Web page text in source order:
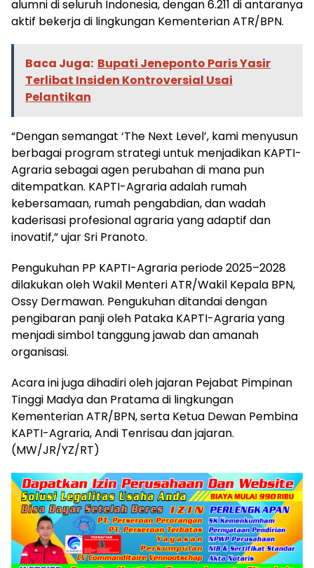
alumni di seluruh Indonesia, dengan 6.211 di antaranya
aktif bekerja di lingkungan Kementerian ATR/BPN.
Baca Juga: Bupati Jeneponto Paris Yasir
Terlibat Insiden Kontroversial Usai
Pelantikan
“Dengan semangat ‘The Next Level’, kami menyusun
berbagai program strategi untuk menjadikan KAPTI-
Agraria sebagai agen perubahan di mana pun
ditempatkan. KAPTI-Agraria adalah rumah
kebersamaan, rumah pengabdian, dan wadah
kaderisasi profesional agraria yang adaptif dan
inovatif,” ujar Sri Pranoto.
Pengukuhan PP KAPTI-Agraria periode 2025–2028
dilakukan oleh Wakil Menteri ATR/Wakil Kepala BPN,
Ossy Dermawan. Pengukuhan ditandai dengan
pengibaran panji oleh Pataka KAPTI-Agraria yang
menjadi simbol tanggung jawab dan amanah
organisasi.
Acara ini juga dihadiri oleh jajaran Pejabat Pimpinan
Tinggi Madya dan Pratama di lingkungan
Kementerian ATR/BPN, serta Ketua Dewan Pembina
KAPTI-Agraria, Andi Tenrisau dan jajaran.
(MW/JR/YZ/RT)